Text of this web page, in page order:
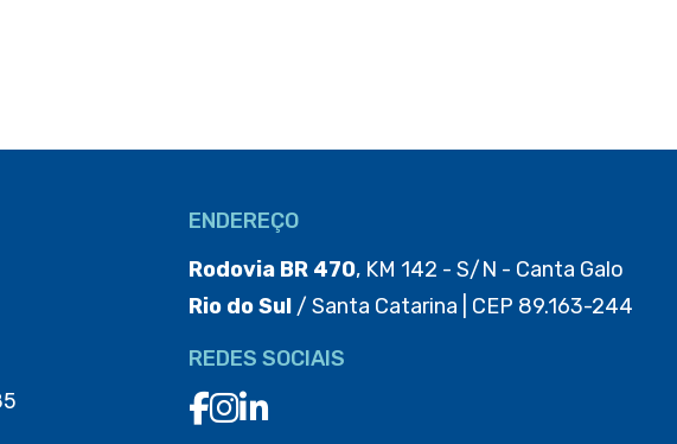
ENDEREÇO
Rodovia BR 470, KM 142 - S/N - Canta Galo
Rio do Sul/ Santa Catarina | CEP 89.163-244
REDES SOCIAIS